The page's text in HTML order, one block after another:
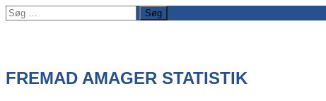
Søg
efter:
FREMAD AMAGER STATISTIK